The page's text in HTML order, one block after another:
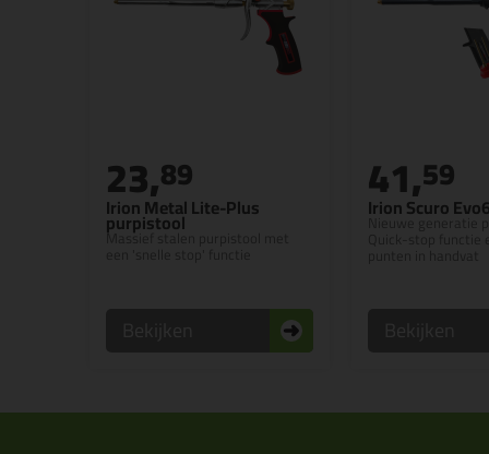
Irion Metal Lite-Plus
purpistool
Massief stalen purpistool met
23,89
Irion Scuro
Nieuwe generatie
41,59